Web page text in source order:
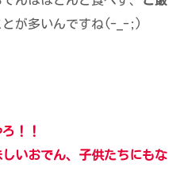
とが多いんですね(-_-;)
！！
いおでん、子供たちにもな